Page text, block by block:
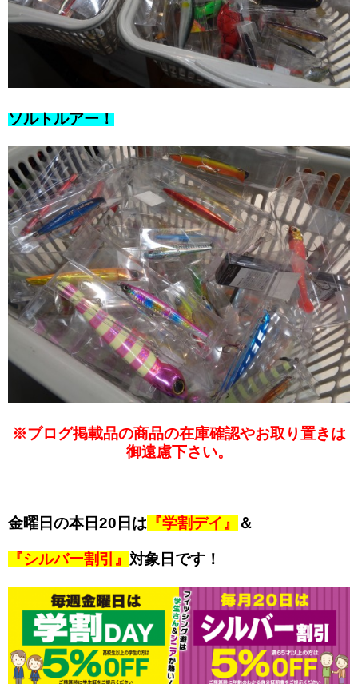
ソルトルアー！
※ブログ掲載品の商品の在庫確認やお取り置きは
御遠慮下さい。
金曜日の本日20日は 『学割デイ』 ＆
『シルバー割引』 対象日です！